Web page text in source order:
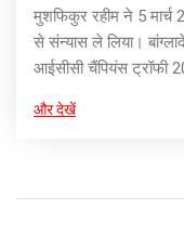
मुशफिकुर रहीम ने 5
से संन्यास ले लिया।
आईसीसी चैंपियंस ट्रॉफी
और देखें